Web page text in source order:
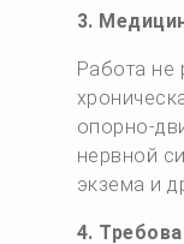
3.
Работа не
опорно-
нервной
экзема и
4.